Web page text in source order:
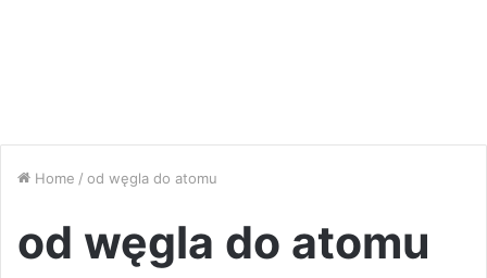
Home / od węgla do atomu
od węgla do atomu